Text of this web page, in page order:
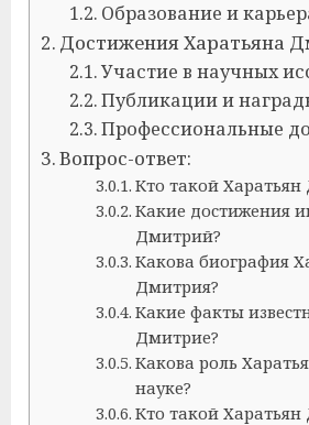
Образование и
Достижения Харатьяна
Участие в научных
Публикации и
Профессиональные
Вопрос-ответ:
Кто такой
Какие достижения
Дмитрий?
Какова биография
Дмитрия?
Какие факты
Дмитрие?
Какова роль
науке?
Кто такой